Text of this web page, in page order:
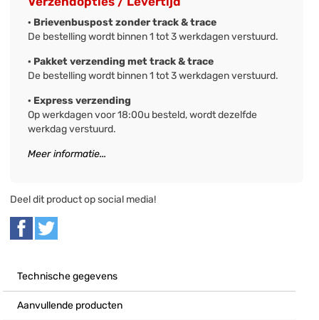
· Brievenbuspost zonder track & trace
De bestelling wordt binnen 1 tot 3 werkdagen verstuurd.
· Pakket verzending met track & trace
De bestelling wordt binnen 1 tot 3 werkdagen verstuurd.
· Express verzending
Op werkdagen voor 18:00u besteld, wordt dezelfde
werkdag verstuurd.
Meer informatie...
Deel dit product op social media!
Technische gegevens
Aanvullende producten